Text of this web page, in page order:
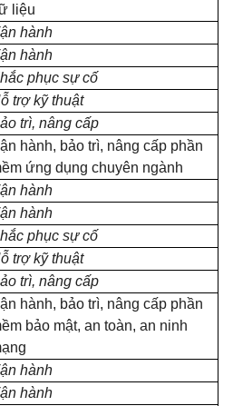
liệu
hành
hành
phục sự cố
trợ kỹ thuật
trì, nâng cấp
hành, bảo trì, nâng cấp phần
ứng dụng chuyên ngành
hành
hành
phục sự cố
trợ kỹ thuật
trì, nâng cấp
hành, bảo trì, nâng cấp phần
bảo mật, an toàn, an ninh
hành
hành